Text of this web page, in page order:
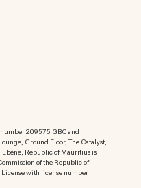
209575 GBC and
Ground Floor, The Catalyst,
Republic of Mauritius is
of the Republic of
with license number